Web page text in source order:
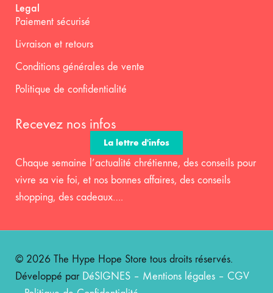
Legal
Paiement sécurisé
Livraison et retours
Conditions générales de vente
Politique de confidentialité
Recevez nos infos
La lettre d'infos
Chaque semaine l’actualité chrétienne, des conseils pour
vivre sa vie foi, et nos bonnes affaires, des conseils
shopping, des cadeaux….
© 2026 The Hype Hope Store tous droits réservés.
Développé par DéSIGNES – Mentions légales – CGV